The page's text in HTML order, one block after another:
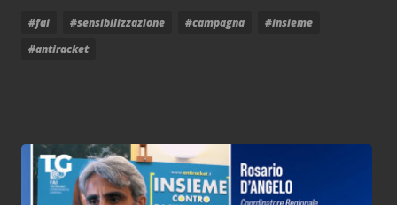
#fai #sensibilizzazione #campagna
#insieme
#antiracket